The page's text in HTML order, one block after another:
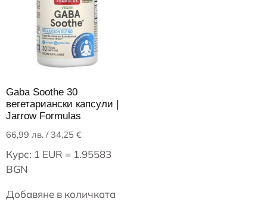
Gaba Soothe 30
вегетариански капсули |
Jarrow Formulas
66,99 лв. / 34,25 €
Курс: 1 EUR = 1.95583
BGN
Добавяне в количката